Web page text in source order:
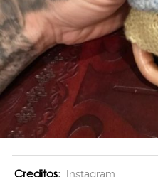
Creditos: Instagram